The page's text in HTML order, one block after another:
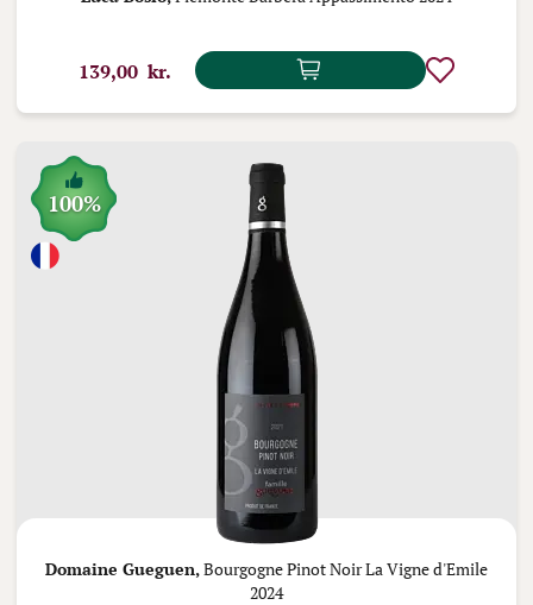
139,00 kr.
100%
Domaine Gueguen,Bourgogne Pinot Noir La Vigne d'Emile
2024